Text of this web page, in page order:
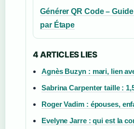
Générer QR Code –
par Étape
4 ARTICLES LIES
Agnès Buzyn : mari, lien
Sabrina Carpenter taille :
Roger Vadim : épouses,
Evelyne Jarre : qui est la